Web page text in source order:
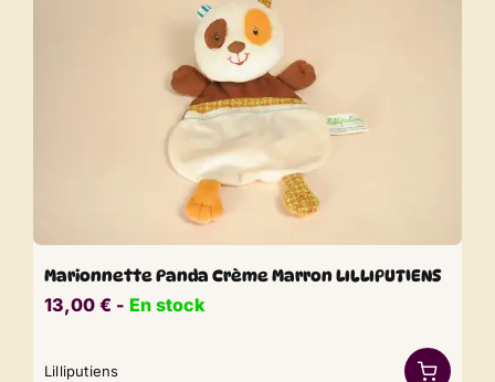
Marionnette Panda Crème Marron LILLIPUTIENS
13,00 € ​​ - En stock
Lilliputiens